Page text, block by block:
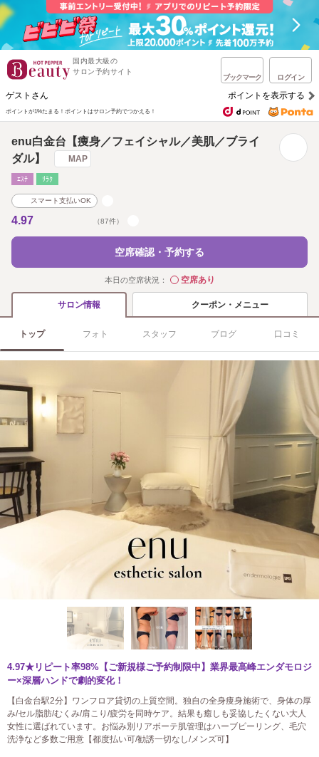
国内最大級の
サロン予約サイト
ブックマーク ログイン
ゲストさん ポイントを表示する
ポイントが1%たまる！ ポイントはサロン予約でつかえる！
enu白金台【痩身／フェイシャル／美肌／ブライ
ダル】
MAP
ｴｽﾃ ﾘﾗｸ
スマート支払いOK
4.97 （87件）
空席確認・予約する
本日の空席状況： ◯空席あり
サロン情報 クーポン・メニュー
トップ フォト スタッフ ブログ 口コミ
4.97★リピート率98%【ご新規様ご予約制限中】業界最高峰エンダモロジ
ー×深層ハンドで劇的変化！
【白金台駅2分】ワンフロア貸切の上質空間。独自の全身痩身施術で、身体の厚
み/セル脂肪/むくみ/肩こり/疲労を同時ケア。結果も癒しも妥協したくない大人
女性に選ばれています。お悩み別リアボーテ肌管理はハーブピーリング、毛穴
洗浄など多数ご用意【都度払い可/勧誘一切なし/メンズ可】